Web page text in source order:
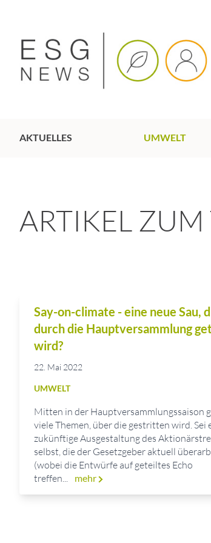
AKTUELLES UMWELT
ARTIKEL
Say-on-climate - eine neue Sau,
durch die Hauptversammlung
wird?
22. Mai 2022
UMWELT
Mitten in der Hauptversammlungssaison
viele Themen, über die gestritten wird. Sei
zukünftige Ausgestaltung des
selbst, die der Gesetzgeber aktuell
(wobei die Entwürfe auf geteiltes Echo
treffen...
mehr